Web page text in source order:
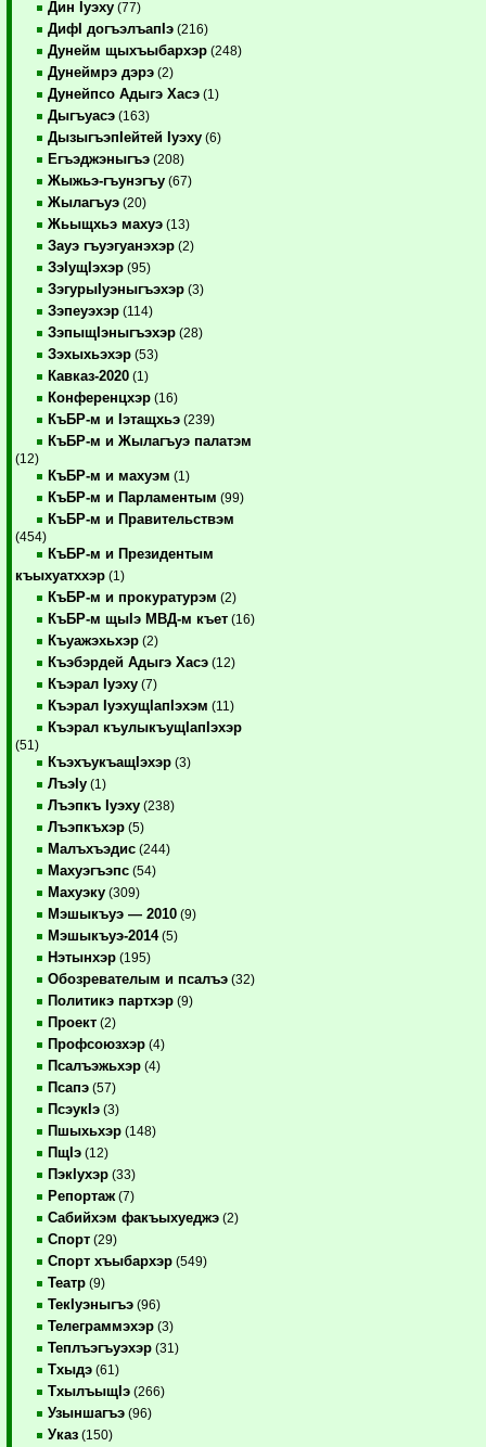
Дин Iуэху (77)
ДифI догъэлъапIэ (216)
Дунейм щыхъыбархэр (248)
Дунеймрэ дэрэ (2)
Дунейпсо Адыгэ Хасэ (1)
Дыгъуасэ (163)
ДызыгъэпIейтей Iуэху (6)
Егъэджэныгъэ (208)
Жыжьэ-гъунэгъу (67)
Жылагъуэ (20)
Жьыщхьэ махуэ (13)
Зауэ гъуэгуанэхэр (2)
ЗэIущIэхэр (95)
ЗэгурыIуэныгъэхэр (3)
Зэпеуэхэр (114)
ЗэпыщIэныгъэхэр (28)
Зэхыхьэхэр (53)
Кавказ-2020 (1)
Конференцхэр (16)
КъБР-м и Iэтащхьэ (239)
КъБР-м и Жылагъуэ палатэм
(12)
КъБР-м и махуэм (1)
КъБР-м и Парламентым (99)
КъБР-м и Правительствэм
(454)
КъБР-м и Президентым
къыхуатххэр (1)
КъБР-м и прокуратурэм (2)
КъБР-м щыIэ МВД-м къет (16)
Къуажэхьхэр (2)
Къэбэрдей Адыгэ Хасэ (12)
Къэрал Iуэху (7)
Къэрал IуэхущIапIэхэм (11)
Къэрал къулыкъущIапIэхэр
(51)
КъэхъукъащIэхэр (3)
ЛъэIу (1)
Лъэпкъ Iуэху (238)
Лъэпкъхэр (5)
Малъхъэдис (244)
Махуэгъэпс (54)
Махуэку (309)
Мэшыкъуэ — 2010 (9)
Мэшыкъуэ-2014(5)
Нэтынхэр (195)
Обозревателым и псалъэ (32)
Политикэ партхэр (9)
Проект (2)
Профсоюзхэр (4)
Псалъэжьхэр (4)
Псапэ (57)
ПсэукIэ (3)
Пшыхьхэр (148)
ПщIэ (12)
ПэкIухэр (33)
Репортаж (7)
Сабийхэм факъыхуеджэ (2)
Спорт (29)
Спорт хъыбархэр (549)
Театр (9)
ТекIуэныгъэ (96)
Телеграммэхэр (3)
Теплъэгъуэхэр (31)
Тхыдэ (61)
ТхылъыщIэ (266)
Узыншагъэ (96)
Указ (150)